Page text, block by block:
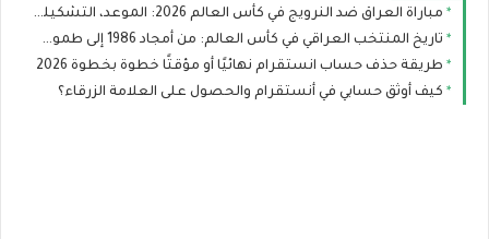
مباراة العراق ضد النرويج في كأس العالم 2026: الموعد، التشكيلة المتوقعة والقنوات الناقلة
تاريخ المنتخب العراقي في كأس العالم: من أمجاد 1986 إلى طموح مونديال 2026
طريقة حذف حساب انستقرام نهائيًا أو مؤقتًا خطوة بخطوة 2026
كيف أوثق حسابي في أنستقرام والحصول على العلامة الزرقاء؟